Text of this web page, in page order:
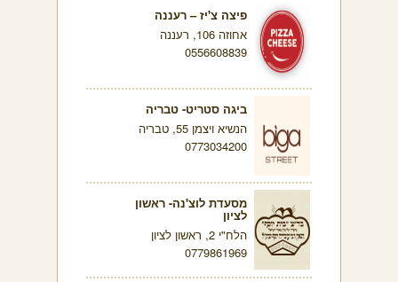
פיצה צ'יז – רעננה
אחוזה 106, רעננה
0556608839
ביגה סטריט- טבריה
הנשיא ויצמן 55, טבריה
0773034200
מסעדת לוצ'נה- ראשון
לציון
הלח"י 2, ראשון לציון
0779861969